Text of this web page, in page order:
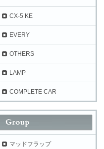
CX-5 KE
EVERY
OTHERS
LAMP
COMPLETE CAR
マッドフラップ